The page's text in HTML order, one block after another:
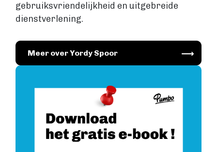
gebruiksvriendelijkheid en uitgebreide
dienstverlening.
Image
Meer over Yordy Spoor